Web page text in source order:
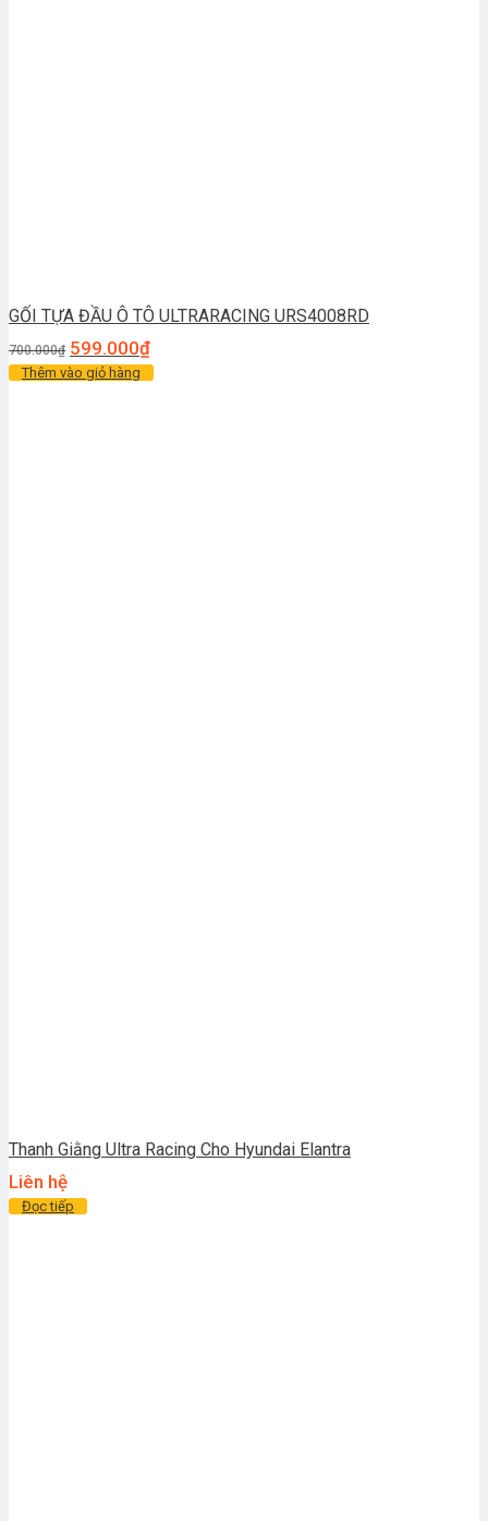
GỐI TỰA ĐẦU Ô TÔ ULTRARACING URS4008RD
700.000₫ 599.000₫
Thêm vào giỏ hàng
Thanh Giằng Ultra Racing Cho Hyundai Elantra
Liên hệ
Đọc tiếp